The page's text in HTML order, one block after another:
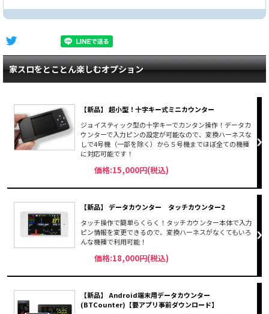
家スロをとことん楽しむオプション
【新品】 超小型！十字キー式ミニカウンター
ジョイスティック型の十字キーでカンタン操作！データカ
ウンターで入力ピンの設定が可能なので、変換ハーネスな
しで4号機（一部を除く）から５号機までほぼ全ての機種
に対応可能です！
価格:15,000円(税込)
【新品】 データカウンター タッチカウンター2
タッチ操作で簡単らくらく！タッチカウンター本体で入力
ピン情報を変更できるので、変換ハーネスがなくてもいろ
んな機種で利用可能！
価格:18,000円(税込)
【新品】 Android端末用データカウンター
(BTCounter)【要アプリ事前ダウンロード】